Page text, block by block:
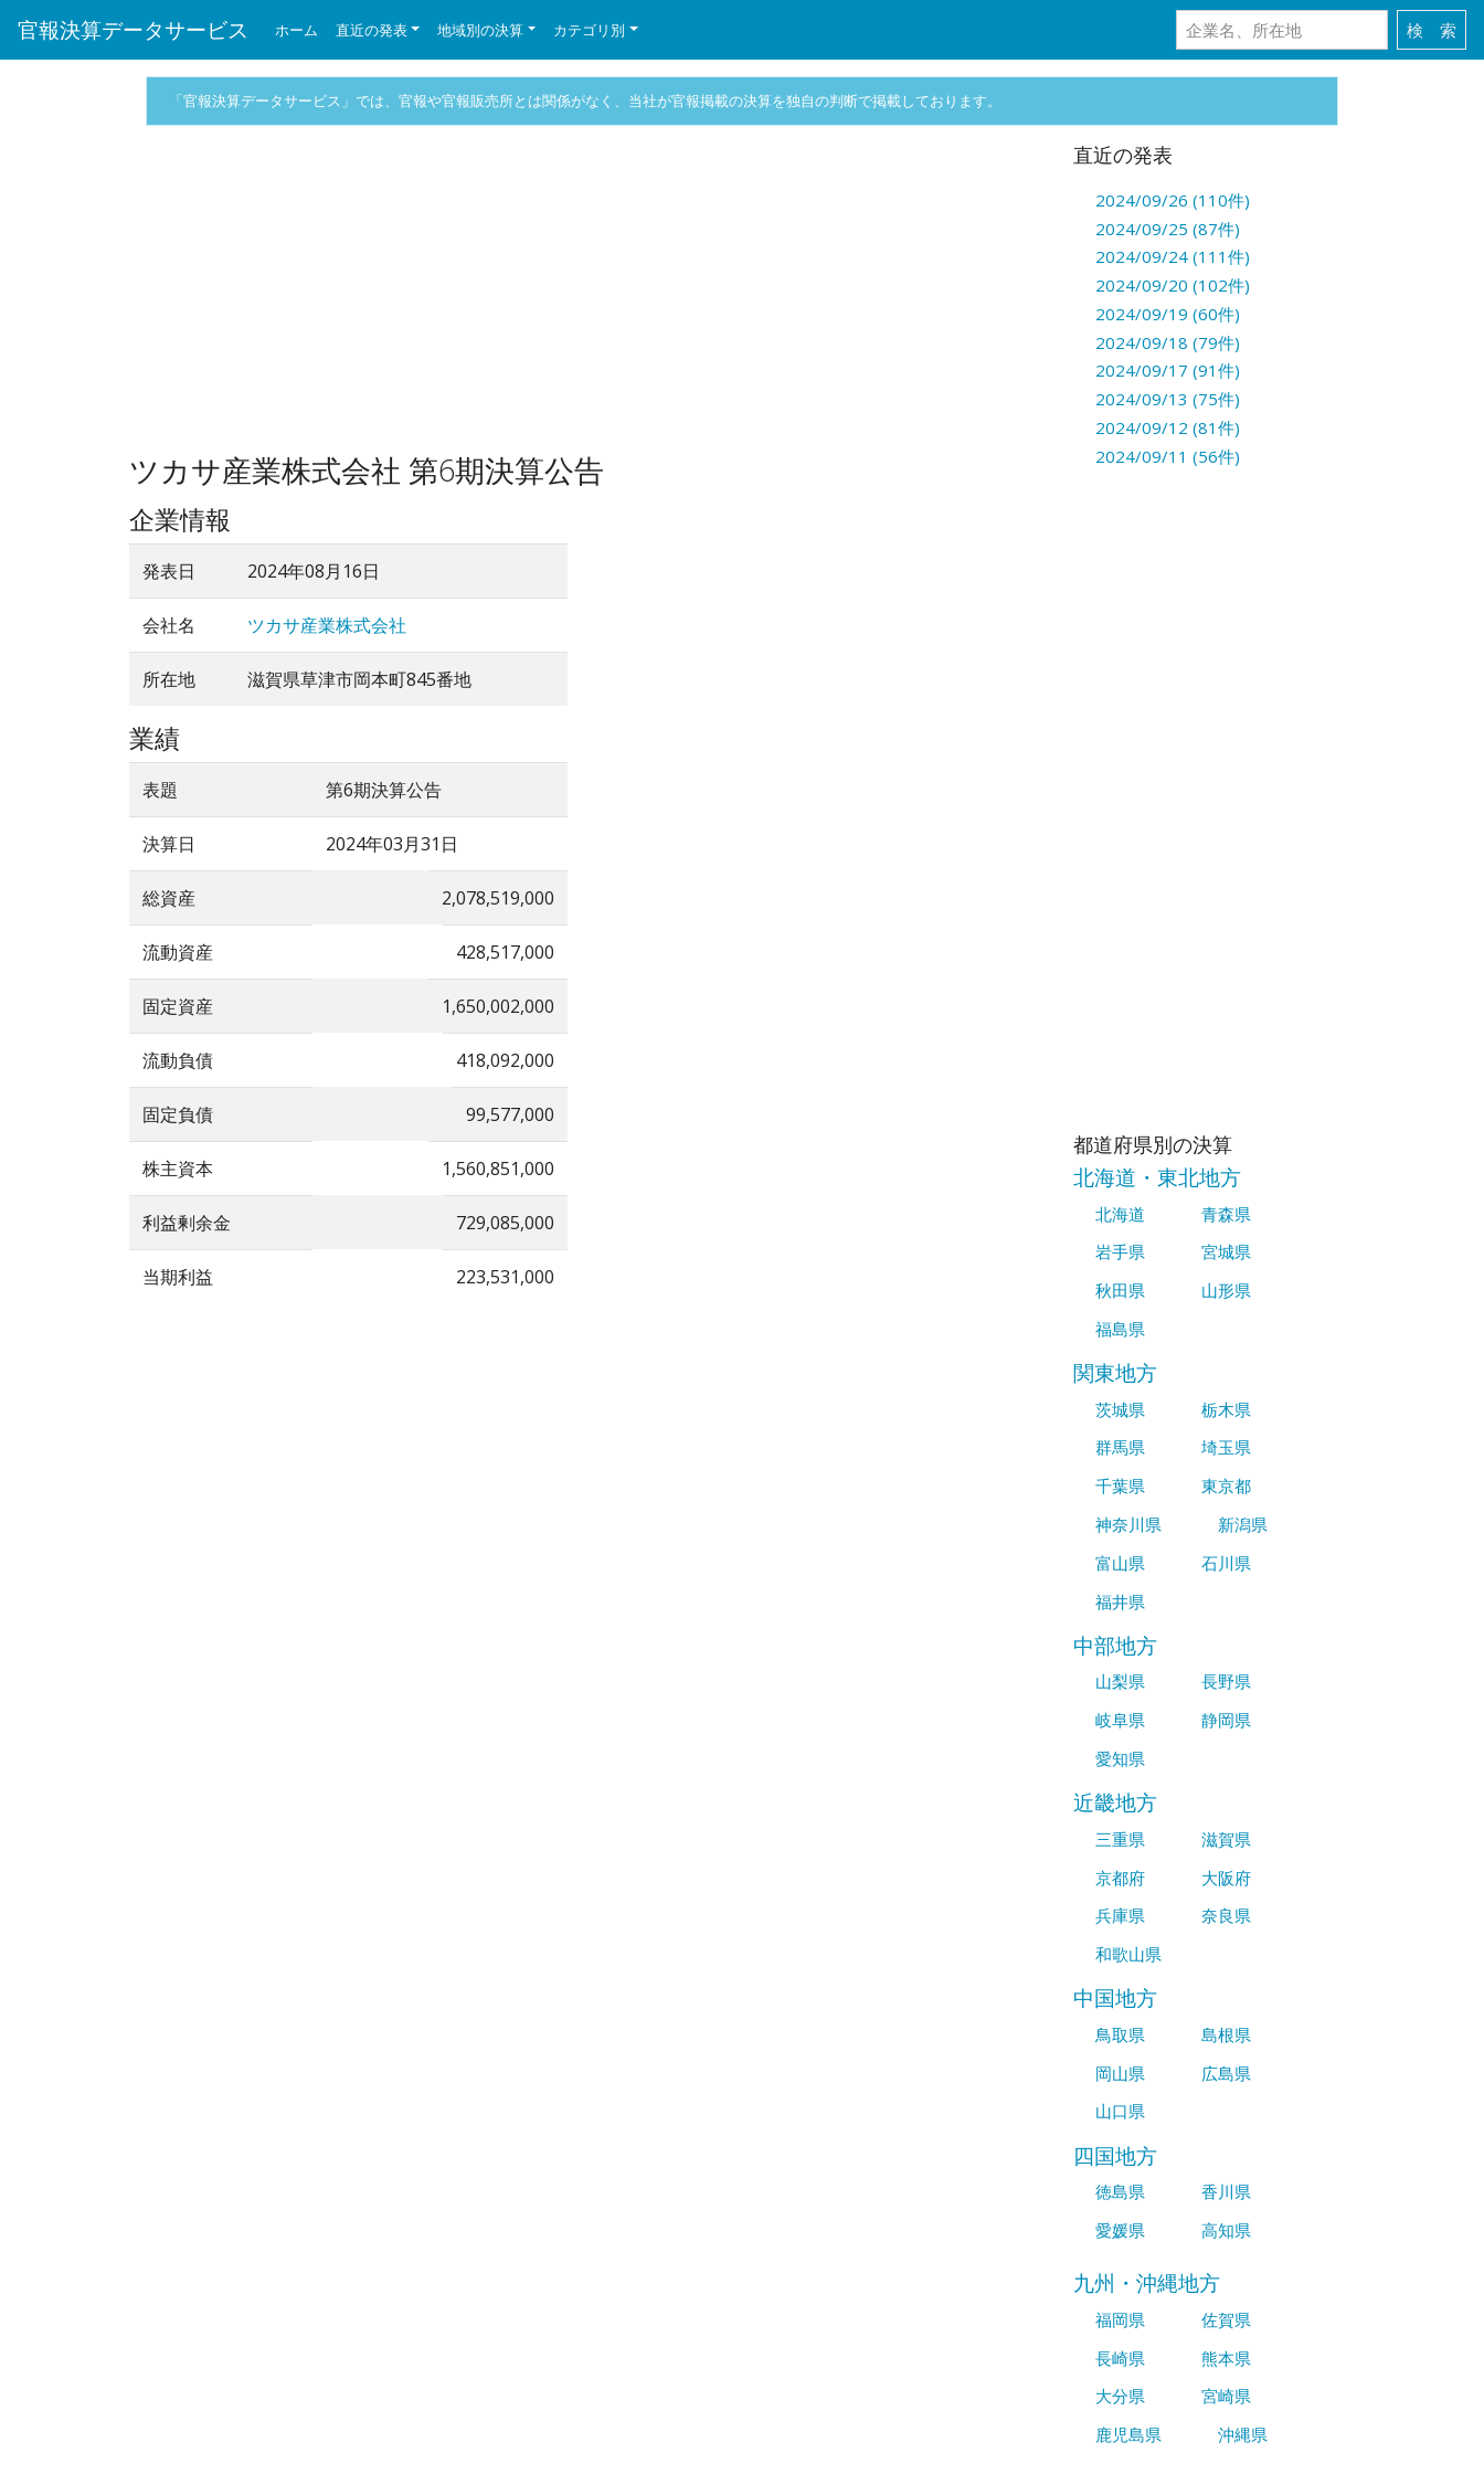
官報決算データサービス ホーム 直近の発表 地域別の決算 カテゴリ別
「官報決算データサービス」では、官報や官報販売所とは関係がなく、当社が官報掲載の決算を独自の判断で掲載しております。
ツカサ産業株式会社 第6期決算公告
企業情報
発表日 2024年08月16日
会社名 ツカサ産業株式会社
所在地 滋賀県草津市岡本町845番地
業績
表題 第6期決算公告
決算日 2024年03月31日
総資産 2,078,519,000
流動資産 428,517,000
固定資産 1,650,002,000
流動負債 418,092,000
固定負債 99,577,000
株主資本 1,560,851,000
利益剰余金 729,085,000
当期利益 223,531,000
直近の発表
2024/09/26 (110件)
2024/09/25 (87件)
2024/09/24 (111件)
2024/09/20 (102件)
2024/09/19 (60件)
2024/09/18 (79件)
2024/09/17 (91件)
2024/09/13 (75件)
2024/09/12 (81件)
2024/09/11 (56件)
都道府県別の決算
北海道・東北地方
北海道
青森県
岩手県
宮城県
秋田県
山形県
福島県
関東地方
茨城県
栃木県
群馬県
埼玉県
千葉県
東京都
神奈川県
新潟県
富山県
石川県
福井県
中部地方
山梨県
長野県
岐阜県
静岡県
愛知県
近畿地方
三重県
滋賀県
京都府
大阪府
兵庫県
奈良県
和歌山県
中国地方
鳥取県
島根県
岡山県
広島県
山口県
四国地方
徳島県
香川県
愛媛県
高知県
九州・沖縄地方
福岡県
佐賀県
長崎県
熊本県
大分県
宮崎県
鹿児島県
沖縄県